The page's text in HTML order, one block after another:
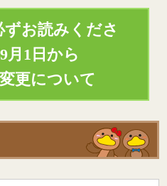
ずお読みくださ
9月1日から
更について